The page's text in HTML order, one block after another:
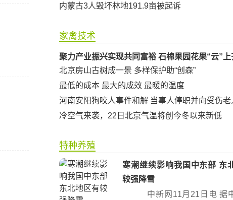
内蒙古3人毁坏林地191.9亩被起诉
家禽技术
聚力产业振兴实现共同富裕 石棉果园花果“云”上
北京房山古树成一景 多样保护助“创森”
最低的成本 最大的成效 最暖的温度
河南安阳狗咬人事件和解 当事人停职并向受伤老
冷空气来袭，22日北京气温将创今冬以来新低
特种养殖
寒潮继续影响我国中东部 东
较强降雪
中新网11月21日电 据